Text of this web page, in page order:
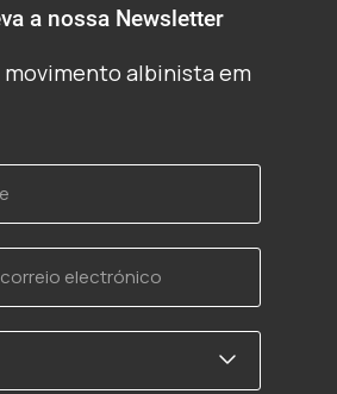
a nossa Newsletter
albinista em